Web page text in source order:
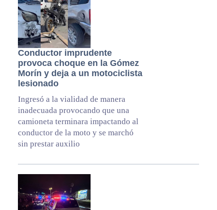
Conductor imprudente
provoca choque en la Gómez
Morín y deja a un motociclista
lesionado
Ingresó a la vialidad de manera
inadecuada provocando que una
camioneta terminara impactando al
conductor de la moto y se marchó
sin prestar auxilio